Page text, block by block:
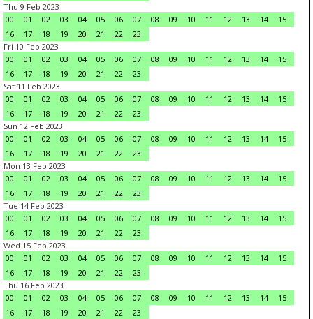
Thu 9 Feb 2023
00
01 02 03 04 05 06 07 08 09 10 11 12 13 14
15
16
17 18 19 20 21 22
23
Fri 10 Feb 2023
00
01 02 03 04 05 06 07 08 09 10 11 12 13 14
15
16
17 18 19 20 21 22
23
Sat 11 Feb 2023
00
01 02 03 04 05 06 07 08 09 10 11 12 13 14
15
16
17 18 19 20 21 22
23
Sun 12 Feb 2023
00
01 02 03 04 05 06 07 08 09 10 11 12 13 14
15
16
17 18 19 20 21 22
23
Mon 13 Feb 2023
00
01 02 03 04 05 06 07 08 09 10 11 12 13 14
15
16
17 18 19 20 21 22
23
Tue 14 Feb 2023
00
01 02 03 04 05 06 07 08 09 10 11 12 13 14
15
16
17 18 19 20 21 22
23
Wed 15 Feb 2023
00
01 02 03 04 05 06 07 08 09 10 11 12 13 14
15
16
17 18 19 20 21 22
23
Thu 16 Feb 2023
00
01 02 03 04 05 06 07 08 09 10 11 12 13 14
15
16
17 18 19 20 21 22
23